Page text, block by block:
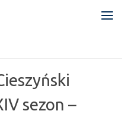
sezon –